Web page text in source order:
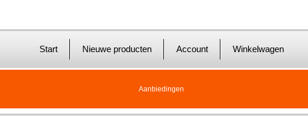
Start Nieuwe producten Account Winkelwagen
Aanbiedingen